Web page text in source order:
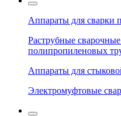
Аппараты для сварки
Раструбные
полипропиленовых
Аппараты для
Электромуфтовые